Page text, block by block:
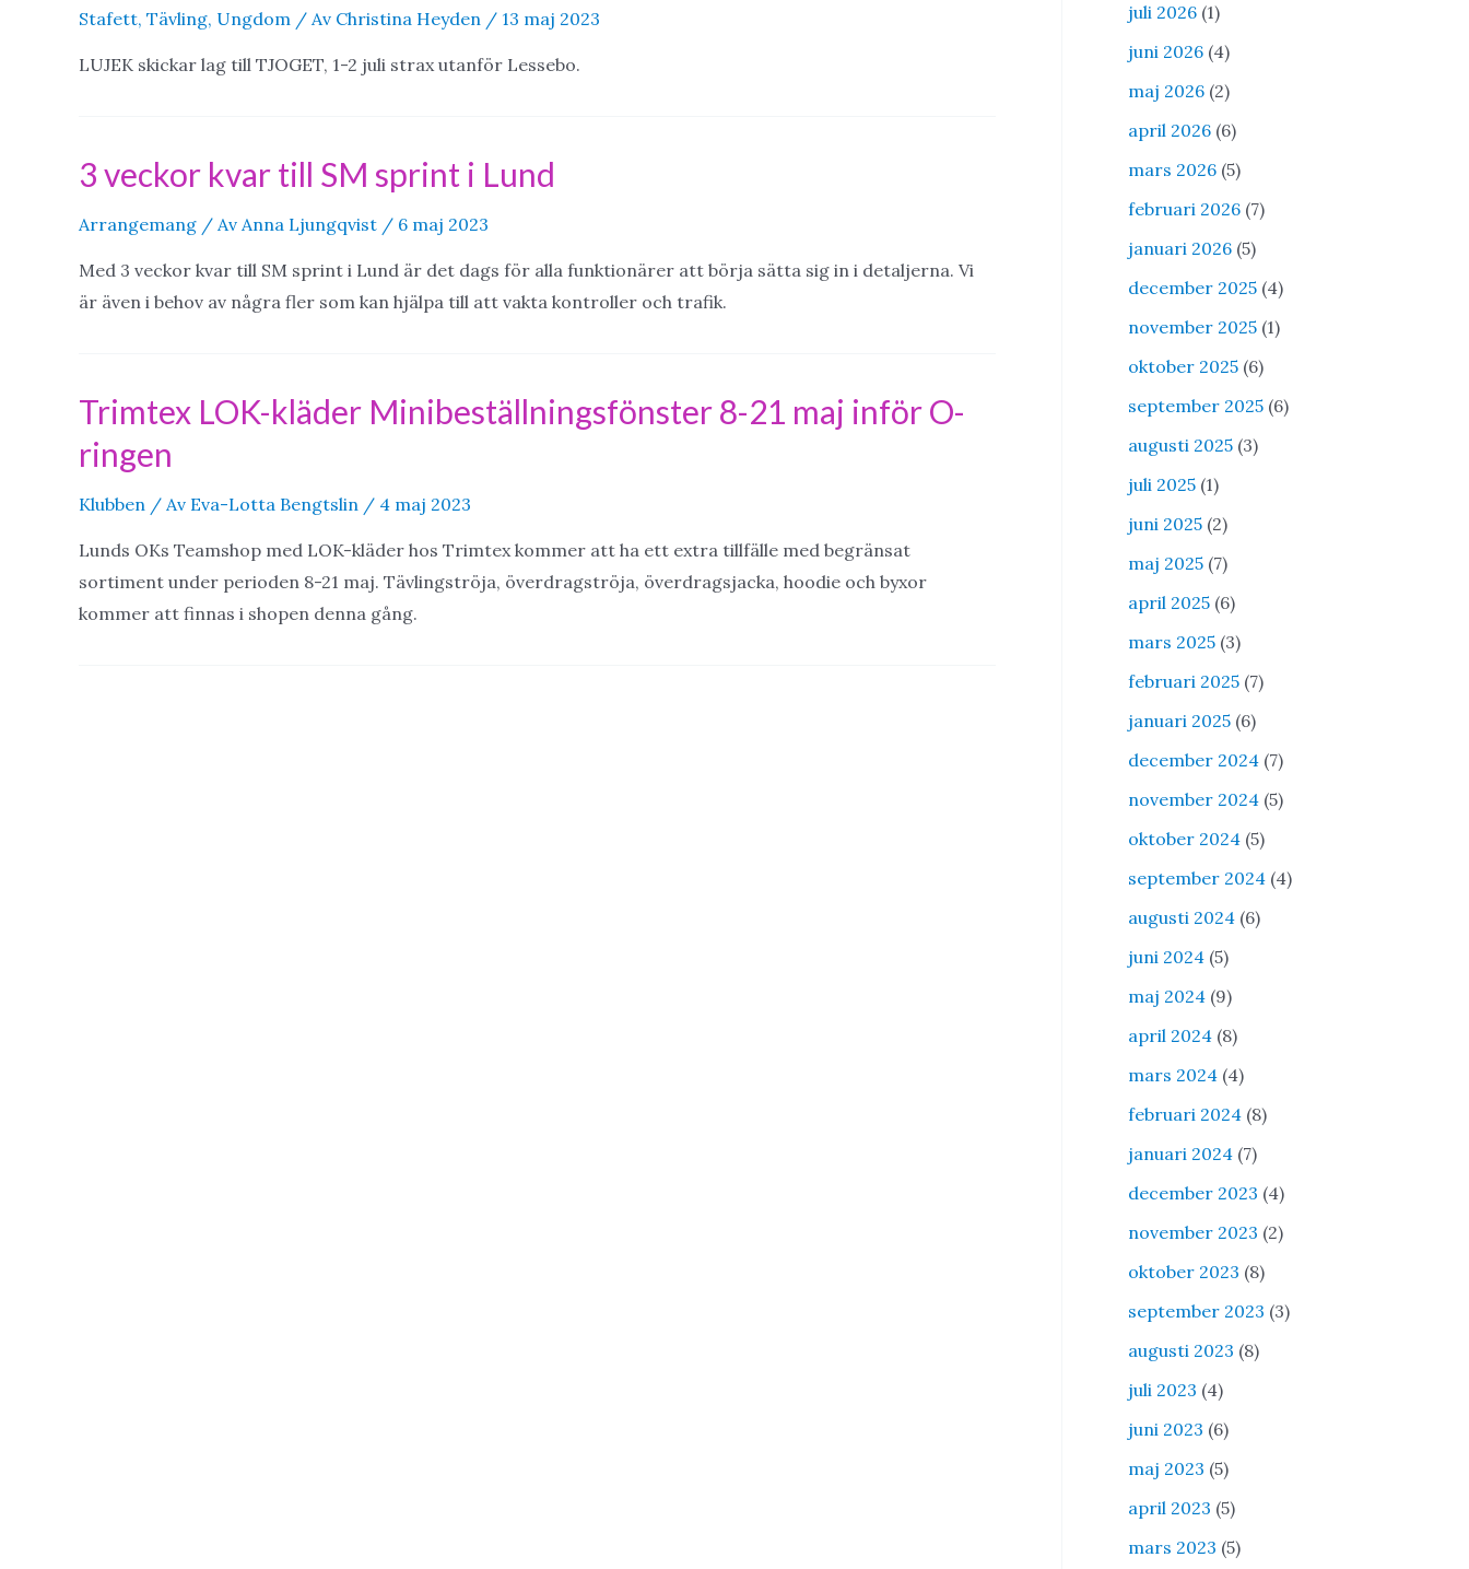
Stafett, Tävling, Ungdom / Av Christina Heyden / 13 maj 2023
LUJEK skickar lag till TJOGET, 1-2 juli strax utanför Lessebo.
3 veckor kvar till SM sprint i Lund
Arrangemang / Av Anna Ljungqvist / 6 maj 2023
Med 3 veckor kvar till SM sprint i Lund är det dags för alla funktionärer att börja sätta sig in i detaljerna. Vi
är även i behov av några fler som kan hjälpa till att vakta kontroller och trafik.
Trimtex LOK-kläder Minibeställningsfönster 8-21 maj inför O-
ringen
Klubben / Av Eva-Lotta Bengtslin / 4 maj 2023
Lunds OKs Teamshop med LOK-kläder hos Trimtex kommer att ha ett extra tillfälle med begränsat
sortiment under perioden 8-21 maj. Tävlingströja, överdragströja, överdragsjacka, hoodie och byxor
kommer att finnas i shopen denna gång.
juli 2026 (1)
juni 2026 (4)
maj 2026 (2)
april 2026 (6)
mars 2026 (5)
februari 2026 (7)
januari 2026 (5)
december 2025 (4)
november 2025 (1)
oktober 2025 (6)
september 2025 (6)
augusti 2025 (3)
juli 2025 (1)
juni 2025 (2)
maj 2025 (7)
april 2025 (6)
mars 2025 (3)
februari 2025 (7)
januari 2025 (6)
december 2024 (7)
november 2024 (5)
oktober 2024 (5)
september 2024 (4)
augusti 2024 (6)
juni 2024 (5)
maj 2024 (9)
april 2024 (8)
mars 2024 (4)
februari 2024 (8)
januari 2024 (7)
december 2023 (4)
november 2023 (2)
oktober 2023 (8)
september 2023 (3)
augusti 2023 (8)
juli 2023 (4)
juni 2023 (6)
maj 2023 (5)
april 2023 (5)
mars 2023 (5)